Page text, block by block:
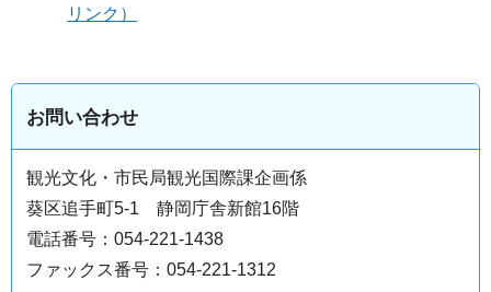
リンク）
お問い合わせ
観光文化・市民局観光国際課企画係
葵区追手町5-1 静岡庁舎新館16階
電話番号：054-221-1438
ファックス番号：054-221-1312